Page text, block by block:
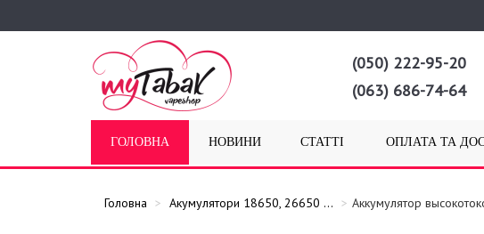
(050) 222-95-20
(063) 686-74-64
ГОЛОВНА НОВИНИ СТАТТІ ОПЛАТА ТА
Головна Акумулятори 18650, 26650 ... Аккумулятор